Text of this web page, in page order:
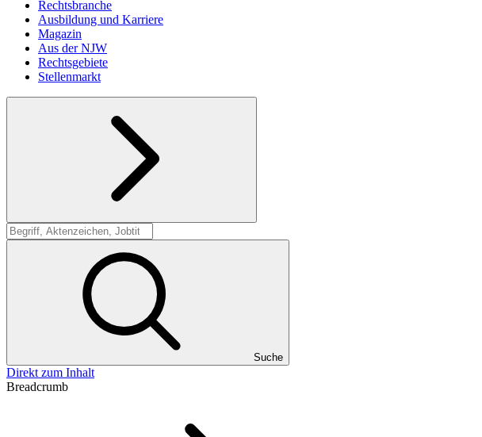
Rechtsbranche
Ausbildung und Karriere
Magazin
Aus der NJW
Rechtsgebiete
Stellenmarkt
Suche
Suche
Direkt zum Inhalt
Breadcrumb